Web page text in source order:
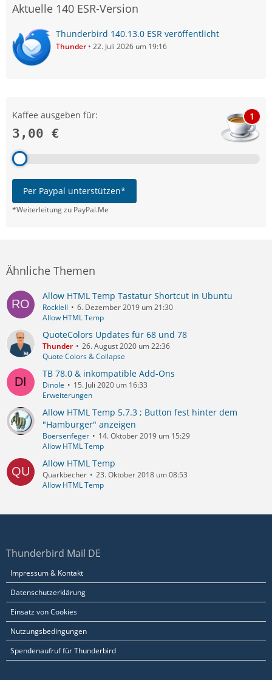
Aktuelle 140 ESR-Version
Thunderbird 140.13.0 ESR veröffentlicht
Thunder 22. Juli 2026 um 19:16
Kaffee ausgeben für:
3,00 €
1
Per Paypal unterstützen*
*Weiterleitung zu PayPal.Me
Ähnliche Themen
Allow HTML Temp Tastatur Shortcut in Ubuntu
Rocklell
6. Dezember 2019 um 21:30
Allow HTML Temp
QuoteColors Updates für 68 und 78
Thunder
26. August 2020 um 22:36
Quote Colors & Collapse
TB 78.0 & inkompatible Add-Ons
Dinole
15. Juli 2020 um 16:33
Erweiterungen
Allow HTML Temp 5.7.3 ; Button fest hinter dem
"Hamburger" anzeigen
Boersenfeger
14. Oktober 2019 um 15:29
Allow HTML Temp
Allow HTML Temp
Quarkbecher
23. Oktober 2018 um 08:53
Allow HTML Temp
Thunderbird Mail DE
Impressum & Kontakt
Datenschutzerklärung
Einsatz von Cookies
Nutzungsbedingungen
Spendenaufruf für Thunderbird